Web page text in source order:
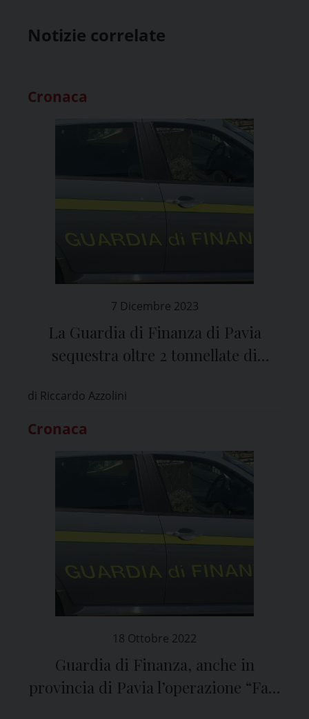
Notizie correlate
Cronaca
7 Dicembre 2023
La Guardia di Finanza di Pavia
sequestra oltre 2 tonnellate di
di Riccardo Azzolini
Cronaca
18 Ottobre 2022
Guardia di Finanza, anche in
provincia di Pavia l’operazione “Fast